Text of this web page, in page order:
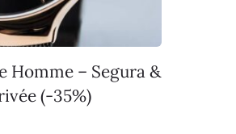
Homme – Segura &
(-35%)